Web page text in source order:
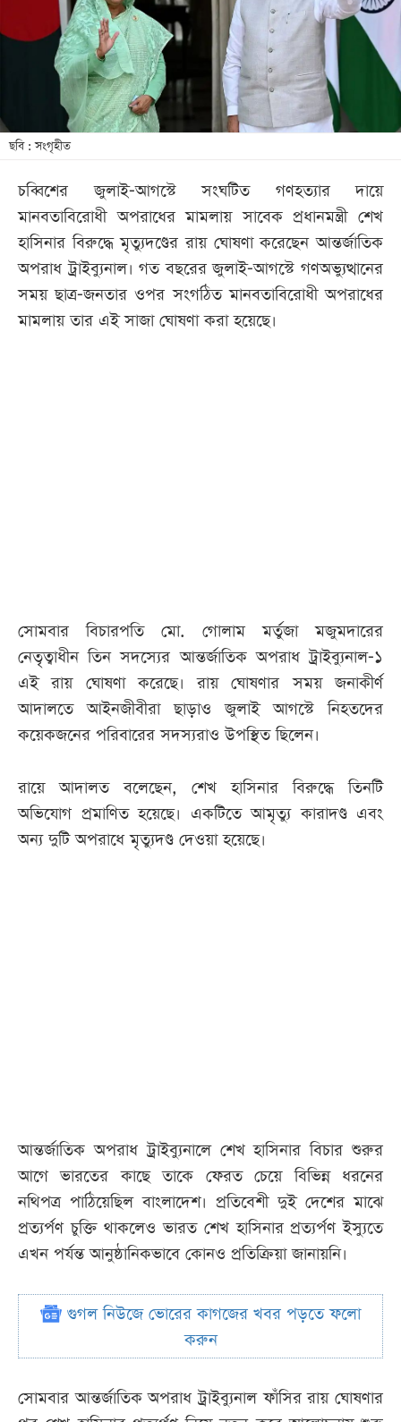
বিনোদন
শিক্ষা
সব
বিভাগ
ছবি : সংগৃহীত
চব্বিশের জুলাই-আগস্টে সংঘটিত গণহত্যার দায়ে
মানবতাবিরোধী অপরাধের মামলায় সাবেক প্রধানমন্ত্রী শেখ
হাসিনার বিরুদ্ধে মৃত্যুদণ্ডের রায় ঘোষণা করেছেন আন্তর্জাতিক
অপরাধ ট্রাইব্যুনাল। গত বছরের জুলাই-আগস্টে গণঅভ্যুত্থানের
সময় ছাত্র-জনতার ওপর সংগঠিত মানবতাবিরোধী অপরাধের
মামলায় তার এই সাজা ঘোষণা করা হয়েছে।
সোমবার বিচারপতি মো. গোলাম মর্তুজা মজুমদারের
নেতৃত্বাধীন তিন সদস্যের আন্তর্জাতিক অপরাধ ট্রাইব্যুনাল-১
এই রায় ঘোষণা করেছে। রায় ঘোষণার সময় জনাকীর্ণ
আদালতে আইনজীবীরা ছাড়াও জুলাই আগস্টে নিহতদের
কয়েকজনের পরিবারের সদস্যরাও উপস্থিত ছিলেন।
রায়ে আদালত বলেছেন, শেখ হাসিনার বিরুদ্ধে তিনটি
অভিযোগ প্রমাণিত হয়েছে। একটিতে আমৃত্যু কারাদণ্ড এবং
অন্য দুটি অপরাধে মৃত্যুদণ্ড দেওয়া হয়েছে।
আন্তর্জাতিক অপরাধ ট্রাইব্যুনালে শেখ হাসিনার বিচার শুরুর
আগে ভারতের কাছে তাকে ফেরত চেয়ে বিভিন্ন ধরনের
নথিপত্র পাঠিয়েছিল বাংলাদেশ। প্রতিবেশী দুই দেশের মাঝে
প্রত্যর্পণ চুক্তি থাকলেও ভারত শেখ হাসিনার প্রত্যর্পণ ইস্যুতে
এখন পর্যন্ত আনুষ্ঠানিকভাবে কোনও প্রতিক্রিয়া জানায়নি।
গুগল নিউজে ভোরের কাগজের খবর পড়তে ফলো
করুন
সোমবার আন্তর্জাতিক অপরাধ ট্রাইব্যুনাল ফাঁসির রায় ঘোষণার